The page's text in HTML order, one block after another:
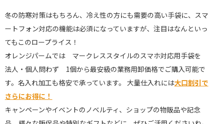
冬の防寒対策はもちろん、冷え性の方にも需要の高い手袋に、スマ
ートフォン対応の機能は必須になっていますが、注目はなんといっ
てもこのロープライス！
オレンジパームでは マークレススタイルのスマホ対応用手袋を
法人・個人問わず 1個から最安級の業務用卸価格でご購入可能で
す。名入れ加工も格安で承っています。 大量仕入れには大口割引で
さらにお得に！
キャンペーンやイベントのノベルティ、ショップの物販品や記念